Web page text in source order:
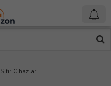
Sıfır Cihazlar